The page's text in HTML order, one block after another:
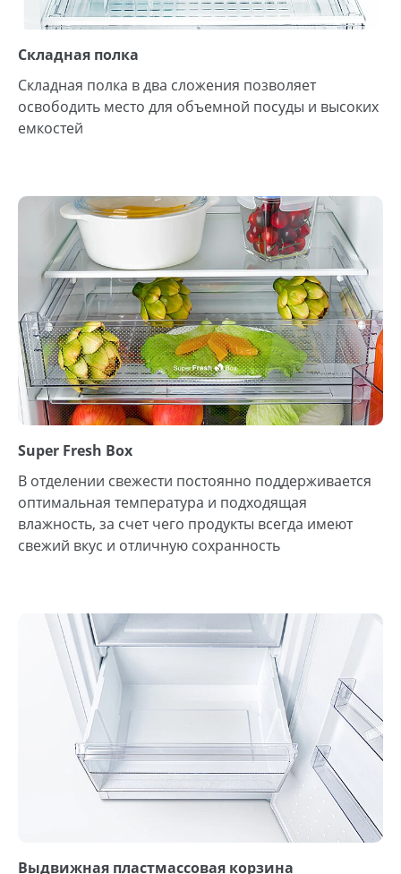
Складная полка
Складная полка в два сложения позволяет
освободить место для объемной посуды и высоких
емкостей
Super Fresh Box
В отделении свежести постоянно поддерживается
оптимальная температура и подходящая
влажность, за счет чего продукты всегда имеют
свежий вкус и отличную сохранность
Выдвижная пластмассовая корзина